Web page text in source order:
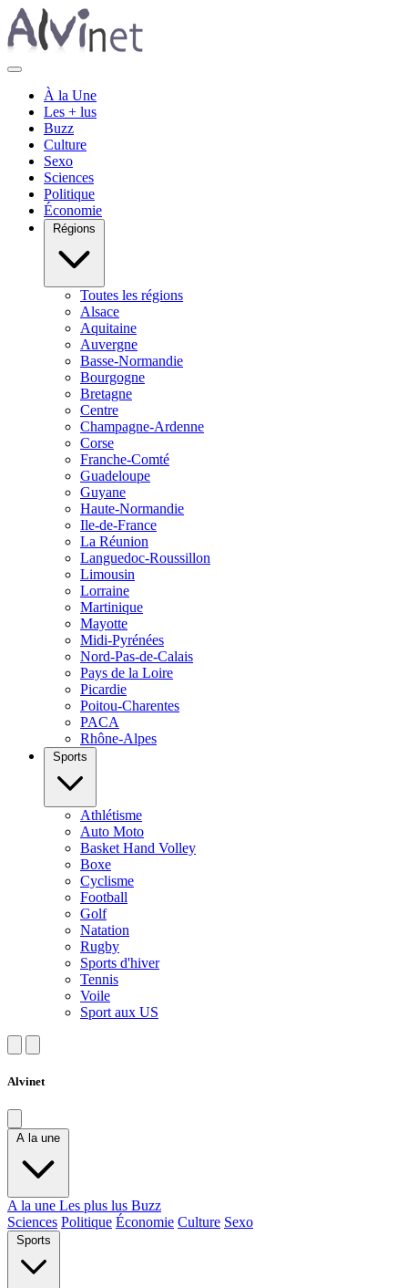
À la Une
Les + lus
Buzz
Culture
Sexo
Sciences
Politique
Économie
Régions
Toutes les régions
Alsace
Aquitaine
Auvergne
Basse-Normandie
Bourgogne
Bretagne
Centre
Champagne-Ardenne
Corse
Franche-Comté
Guadeloupe
Guyane
Haute-Normandie
Ile-de-France
La Réunion
Languedoc-Roussillon
Limousin
Lorraine
Martinique
Mayotte
Midi-Pyrénées
Nord-Pas-de-Calais
Pays de la Loire
Picardie
Poitou-Charentes
PACA
Rhône-Alpes
Sports
Athlétisme
Auto Moto
Basket Hand Volley
Boxe
Cyclisme
Football
Golf
Natation
Rugby
Sports d'hiver
Tennis
Voile
Sport aux US
Alvinet
A la une
A la une Les plus lus Buzz
Sciences Politique Économie Culture Sexo
Sports